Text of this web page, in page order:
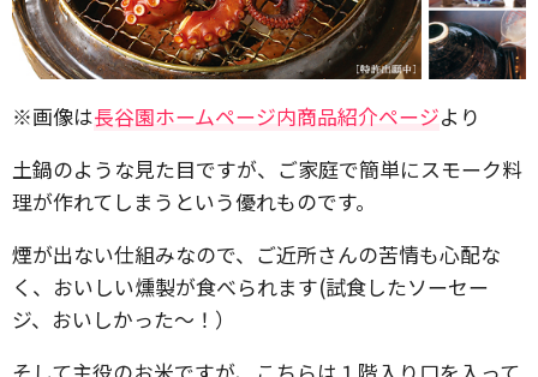
※画像は長谷園ホームページ内商品紹介ページより
土鍋のような見た目ですが、ご家庭で簡単にスモーク料
理が作れてしまうという優れものです。
煙が出ない仕組みなので、ご近所さんの苦情も心配な
く、おいしい燻製が食べられます(試食したソーセー
ジ、おいしかった～！）